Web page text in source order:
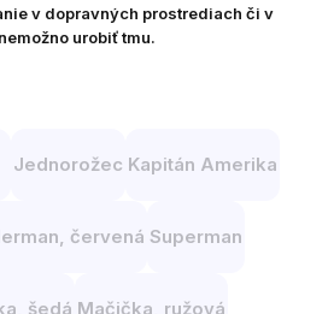
v dopravných prostrediach či v
urobiť tmu.
Jednorožec Kapitán Amerika
červená Superman
šedá Mačička, ružová